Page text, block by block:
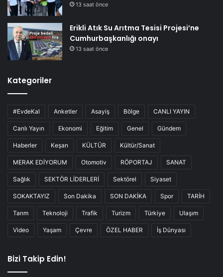
13 saat önce
Erikli Atık Su Arıtma Tesisi Projesi’ne
Cumhurbaşkanlığı onayı
13 saat önce
Kategoriler
#EvdeKal Anketler Asayiş Bölge CANLI YAYIN
Canlı Yayın Ekonomi Eğitim Genel Gündem
Haberler Keşan KÜLTÜR Kültür/Sanat
MERAK EDİYORUM Otomotiv RÖPORTAJ SANAT
Sağlık SEKTÖR LİDERLERİ Sektörel Siyaset
SOKAKTAYIZ Son Dakika SON DAKİKA Spor TARİH
Tarım Teknoloji Trafik Turizm Türkiye Ulaşım
Video Yaşam Çevre ÖZEL HABER İş Dünyası
Bizi Takip Edin!